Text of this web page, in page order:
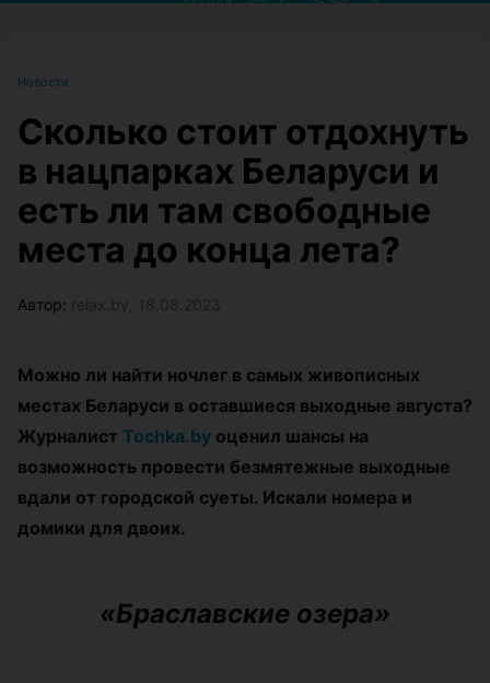
Новости
Сколько стоит отдохнуть
в нацпарках Беларуси и
есть ли там свободные
места до конца лета?
Автор:
Можно ли найти ночлег в самых живописных
местах Беларуси в оставшиеся выходные августа?
Журналист Tochka.by оценил шансы на
возможность провести безмятежные выходные
вдали от городской суеты. Искали номера и
домики для двоих.
«Браславские озера»